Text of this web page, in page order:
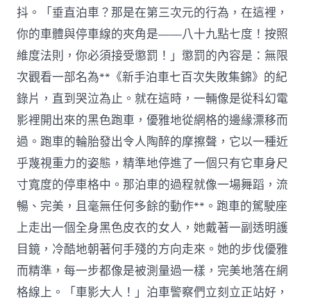
抖。「垂直泊車？那是在第三次元的行為，在這裡，
你的車體與停車線的夾角是——八十九點七度！按照
維度法則，你必須接受懲罰！」懲罰的內容是：無限
次觀看一部名為**《新手泊車七百次失敗集錦》的紀
錄片，直到哭泣為止。就在這時，一輛像是從科幻電
影裡開出來的黑色跑車，優雅地從網格的邊緣漂移而
過。跑車的輪胎發出令人陶醉的摩擦聲，它以一種近
乎蔑視重力的姿態，精準地停進了一個只有它車身尺
寸寬度的停車格中。那泊車的過程就像一場舞蹈，流
暢、完美，且毫無任何多餘的動作**。跑車的駕駛座
上走出一個全身黑色皮衣的女人，她戴著一副透明護
目鏡，冷酷地朝著何手殘的方向走來。她的步伐優雅
而精準，每一步都像是被測量過一樣，完美地落在網
格線上。「車影大人！」泊車警察們立刻立正站好，